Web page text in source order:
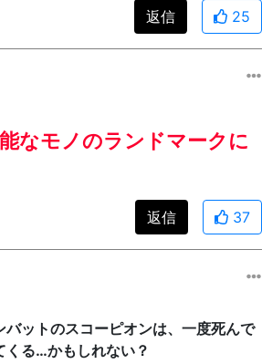
返信
25
なモノのランドマークに
返信 37
ットのスコーピオンは、一度死んで
くる…かもしれない？